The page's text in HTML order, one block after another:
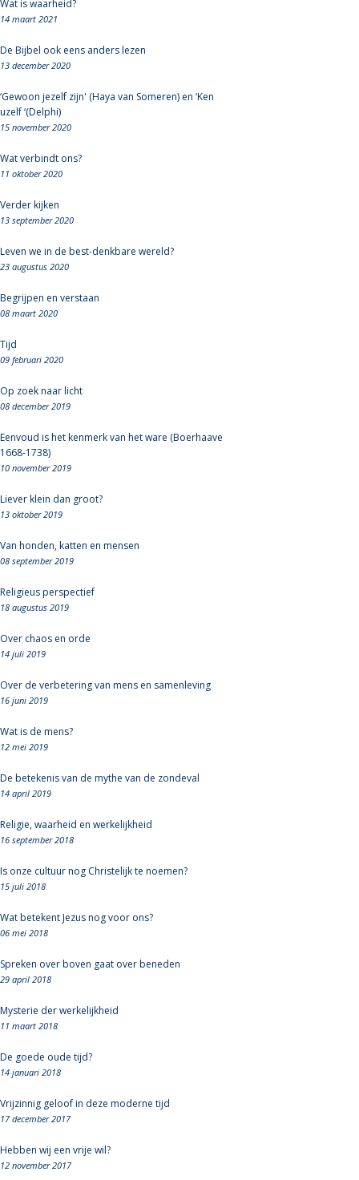
Wat is waarheid?
14 maart 2021
De Bijbel ook eens anders lezen
13 december 2020
‘Gewoon jezelf zijn' (Haya van Someren) en ‘Ken
uzelf ‘(Delphi)
15 november 2020
Wat verbindt ons?
11 oktober 2020
Verder kijken
13 september 2020
Leven we in de best-denkbare wereld?
23 augustus 2020
Begrijpen en verstaan
08 maart 2020
Tijd
09 februari 2020
Op zoek naar licht
08 december 2019
Eenvoud is het kenmerk van het ware (Boerhaave
1668-1738)
10 november 2019
Liever klein dan groot?
13 oktober 2019
Van honden, katten en mensen
08 september 2019
Religieus perspectief
18 augustus 2019
Over chaos en orde
14 juli 2019
Over de verbetering van mens en samenleving
16 juni 2019
Wat is de mens?
12 mei 2019
De betekenis van de mythe van de zondeval
14 april 2019
Religie, waarheid en werkelijkheid
16 september 2018
Is onze cultuur nog Christelijk te noemen?
15 juli 2018
Wat betekent Jezus nog voor ons?
06 mei 2018
Spreken over boven gaat over beneden
29 april 2018
Mysterie der werkelijkheid
11 maart 2018
De goede oude tijd?
14 januari 2018
Vrijzinnig geloof in deze moderne tijd
17 december 2017
Hebben wij een vrije wil?
12 november 2017